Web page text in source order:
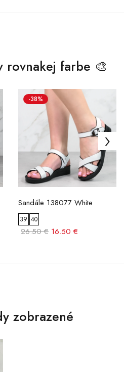
rovnakej farbe 🎨
-38%
Sandále 138077 White
39 40
26.50 € 16.50 €
zobrazené